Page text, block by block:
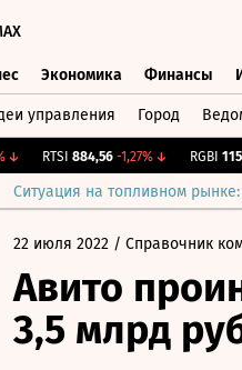
Экономика Финансы
управления Город
RTSI 884,56 -1,27%↓ RGBI 115,31
Ситуация на топливном
22 июля 2022 / Справочник
Авито
3,5 млрд